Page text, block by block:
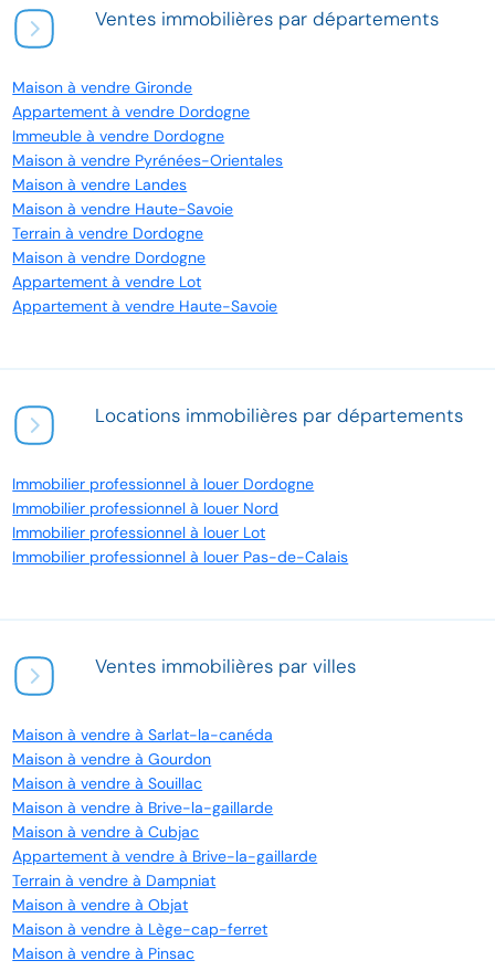
Ventes immobilières par départements
Maison à vendre Gironde
Appartement à vendre Dordogne
Immeuble à vendre Dordogne
Maison à vendre Pyrénées-Orientales
Maison à vendre Landes
Maison à vendre Haute-Savoie
Terrain à vendre Dordogne
Maison à vendre Dordogne
Appartement à vendre Lot
Appartement à vendre Haute-Savoie
Locations immobilières par départements
Immobilier professionnel à louer Dordogne
Immobilier professionnel à louer Nord
Immobilier professionnel à louer Lot
Immobilier professionnel à louer Pas-de-Calais
Ventes immobilières par villes
Maison à vendre à Sarlat-la-canéda
Maison à vendre à Gourdon
Maison à vendre à Souillac
Maison à vendre à Brive-la-gaillarde
Maison à vendre à Cubjac
Appartement à vendre à Brive-la-gaillarde
Terrain à vendre à Dampniat
Maison à vendre à Objat
Maison à vendre à Lège-cap-ferret
Maison à vendre à Pinsac